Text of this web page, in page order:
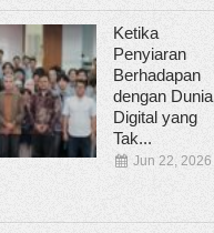
Ketika
Penyiaran
Berhadapan
dengan Dunia
Digital yang
Tak...
Jun 22, 2026